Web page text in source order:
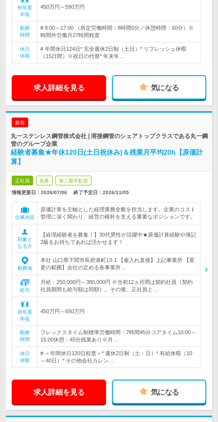
初年度
年収
450万円～590万円
勤務
時間
# 8:00～17:00 （所定労働時間：8時間0分／休憩時間：60分）※
時間外労働月27時間程度
休日
休暇
# 年間休日124日* 完全週休2日制（土日）* リフレッシュ休暇
（15日間）※祝日の代替* 年末年…
求人詳細を見る 気になる
新着
丸一ステンレス鋼管株式会社 | 溶接鋼管のシェアトップクラスである丸一鋼
管のグループ企業
経験者募集★年休120日(土日祝休み)＆残業月平均20h【原価計
算】
正社員 急募 第二新卒歓迎
情報更新日：2026/07/06 終了予定日： 2026/11/05
仕事内容
原価計算を主軸とした経理業務全般を担当します。企業のコスト
管理に深く関わり、経営の根幹を支える重要なポジションです。
対象と
なる方
【経理経験者を募集！】30代男性が活躍中★原価計算経験や簿記
2級をお持ちであれば活かせます！
勤務地
本社 山口県下関市長府港町13-1 【雇入れ直後】上記事業所 【変
更の範囲】会社の定める各事業所…
給与
月給：250,000円～380,000円 ※当初12ヵ月間は契約社員（契約
社員期間も給与額は同額）。その後、正社員と…
初年度
年収
450万円～650万円
勤務
時間
フレックスタイム制標準労働時間：7時間45分コアタイム10:00～
15:00休憩：45分残業あり※月…
休日
休暇
# ＜年間休日120日程度＞* 週休2日制（土・日）* 有給休暇（10
～40日）* その他会社カレン…
求人詳細を見る 気になる